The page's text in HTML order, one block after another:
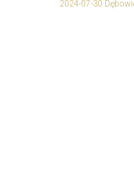
2024-07-30